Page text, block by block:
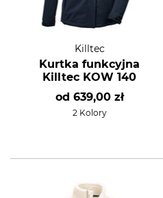
Killtec
Kurtka funkcyjna
Killtec KOW 140
od 639,00 zł
2 Kolory